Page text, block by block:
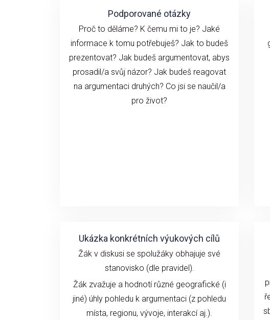
Podporované otázky
Proč to děláme? K čemu mi to je? Jaké
informace k tomu potřebuješ? Jak to budeš
prezentovat? Jak budeš argumentovat, abys
prosadil/a svůj názor? Jak budeš reagovat
na argumentaci druhých? Co jsi se naučil/a
pro život?
Ukázka konkrétních výukových cílů
Žák v diskusi se spolužáky obhajuje své
stanovisko (dle pravidel).
Žák zvažuje a hodnotí různé geografické (i
jiné) úhly pohledu k argumentaci (z pohledu
místa, regionu, vývoje, interakcí aj.).